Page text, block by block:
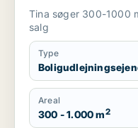
Tina søger 300-1000
salg
Type
Areal
300 - 1.000 m2